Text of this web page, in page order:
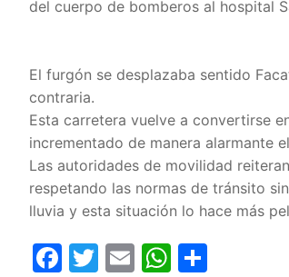
del cuerpo de bomberos al hospital
El furgón se desplazaba sentido
contraria.
Esta carretera vuelve a convertirse
incrementado de manera alarmante
Las autoridades de movilidad
respetando las normas de tránsito
lluvia y esta situación lo hace más
Facebook
Twitter
Email